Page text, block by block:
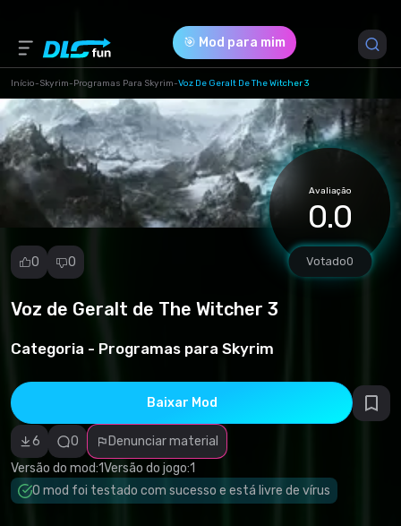
🎯 Mod para mim
Início-Skyrim-Programas Para Skyrim-Voz De Geralt De The Witcher 3
Avaliação
0.0
Votado0
0 0
Voz de Geralt de The Witcher 3
Categoria - Programas para Skyrim
Baixar Mod
6 0
Denunciar material
Versão do mod:1Versão do jogo:1
O mod foi testado com sucesso e está livre de vírus
Denunciar
incorreta
Software
malicioso/vírus
Conteúdo não
funcional
Descrição
Versão do Jogo *
1 (90ec701d2251e5f441dc6b70995444fd.zip)
Download (111.44 Mb)